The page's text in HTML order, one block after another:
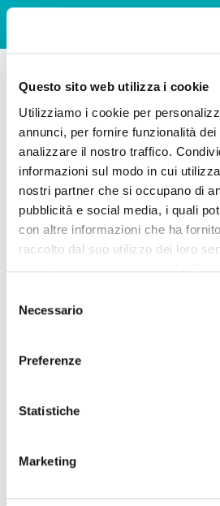
Questo sito web utilizza i cookie
Utilizziamo i cookie per
annunci, per fornire funzionalità
analizzare il nostro traffico.
informazioni sul modo in cui
nostri partner che si occupano di
pubblicità e social media, i quali
con altre informazioni che ha
raccolto dal suo utilizzo dei loro
delNecessario
Preferenze
Statistiche
Marketing